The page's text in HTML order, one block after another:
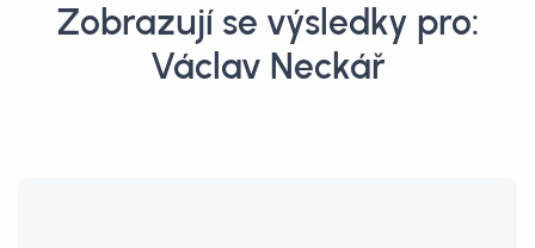
Zobrazují se výsledky pro:
Václav Neckář